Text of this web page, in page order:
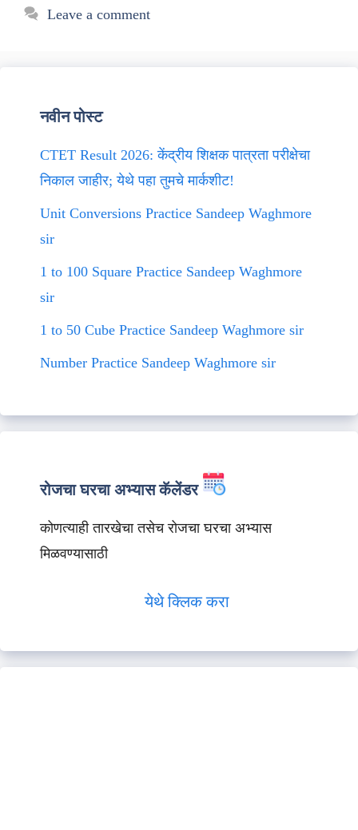
Leave a comment
नवीन पोस्ट
CTET Result 2026: केंद्रीय शिक्षक पात्रता परीक्षेचा
निकाल जाहीर; येथे पहा तुमचे मार्कशीट!
Unit Conversions Practice Sandeep Waghmore
sir
1 to 100 Square Practice Sandeep Waghmore
sir
1 to 50 Cube Practice Sandeep Waghmore sir
Number Practice Sandeep Waghmore sir
रोजचा घरचा अभ्यास कॅलेंडर
कोणत्याही तारखेचा तसेच रोजचा घरचा अभ्यास
मिळवण्यासाठी
येथे क्लिक करा